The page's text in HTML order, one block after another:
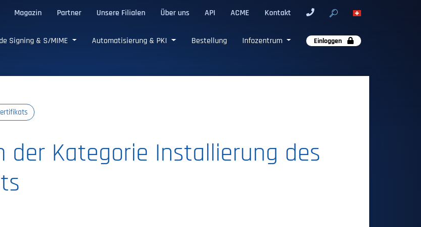
Magazin Partner Unsere Filialen Über uns API ACME Kontakt
Signing & S/MIME Automatisierung & PKI Bestellung Infozentrum Einloggen
der Kategorie Installierung des